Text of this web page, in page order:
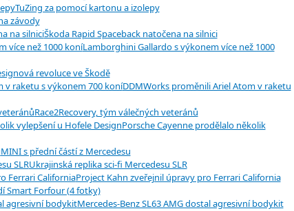
TuZing za pomocí kartonu a izolepy
závody
Škoda Rapid Spaceback natočena na silnici
Lamborghini Gallardo s výkonem více než 1000
revoluce ve Škodě
DDMWorks proměnili Ariel Atom v raketu
Race2Recovery, tým válečných veteránů
Porsche Cayenne prodělalo několik
MINI s přední částí z Mercedesu
Ukrajinská replika sci-fi Mercedesu SLR
Project Kahn zveřejnil úpravy pro Ferrari California
Smart Forfour (4 fotky)
Mercedes-Benz SL63 AMG dostal agresivní bodykit